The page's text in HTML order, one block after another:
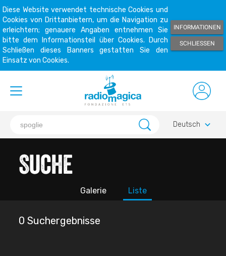
Diese Website verwendet technische Cookies und
Cookies von Drittanbietern, um die Navigation zu
erleichtern; genauere Angaben entnehmen Sie
bitte dem Informationsteil über Cookies. Durch
Schließen dieses Banners gestatten Sie den
Einsatz von Cookies.
INFORMATIONEN
SCHLIESSEN
Deutsch keyboard_arrow_down
Suche
Galerie Liste
0 Suchergebnisse